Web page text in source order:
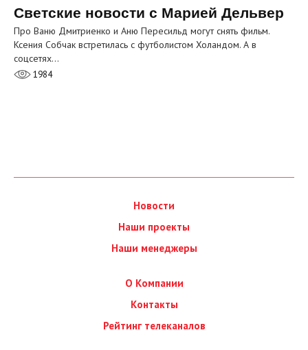
Светские новости с Марией Дельвер
Про Ваню Дмитриенко и Аню Пересильд могут снять фильм.
Ксения Собчак встретилась с футболистом Холандом. А в
соцсетях…
1984
Новости
Наши проекты
Наши менеджеры
О Компании
Контакты
Рейтинг телеканалов